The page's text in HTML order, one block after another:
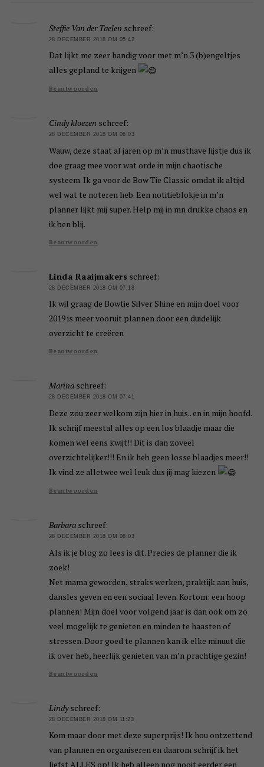
Steffie Van der Taelen schreef:
28 DECEMBER 2018 OM 05:42
Dat lijkt me zeer handig voor met m’n 3 (b)engeltjes
alles gepland te krijgen
Beantwoorden
Cindy kloezen schreef:
28 DECEMBER 2018 OM 06:03
Wauw, deze staat al jaren op m’n musthave lijstje dus ik
doe graag mee voor wat orde in mijn chaotische
systeem. Ik ga voor de Bow Tie Classic omdat ik altijd
wel wat te noteren heb. Een notitieblokje in m’n
planner lijkt mij super. Help mij in mn drukke chaos en
ik ben blij.
Beantwoorden
Linda Raaijmakers schreef:
28 DECEMBER 2018 OM 07:18
Ik wil graag de Bowtie Silver Shine en mijn doel voor
2019 is meer vooruit plannen door een duidelijk
overzicht te creëren
Beantwoorden
Marina schreef:
28 DECEMBER 2018 OM 07:41
Deze zou zeer welkom zijn hier in huis.. en in mijn hoofd.
Ik schrijf meestal alles op een los blaadje maar die
komen wel eens kwijt!! Dit is dan zoveel
overzichtelijker!!! En ik heb geen losse blaadjes meer!!
Ik vind ze alletwee wel leuk dus jij mag kiezen
Beantwoorden
Barbara schreef:
28 DECEMBER 2018 OM 08:03
Als ik je blog zo lees is dit. Precies de planner die ik
zoek!
Net mama geworden, straks werken, praktijk aan huis,
dansles geven en een sociaal leven. Kortom: een hoop
plannen! Mijn doel voor volgend jaar is dan ook om zo
veel mogelijk te genieten en minden te haasten of
stressen. Door goed te plannen kan ik elke minuut die
ik over heb, heerlijk genieten van m’n prachtige gezin!
Beantwoorden
Lindy schreef:
28 DECEMBER 2018 OM 11:23
Kom maar door met deze superprijs! Ik hou ontzettend
van plannen en organiseren en daarom schrijf ik het
liefst ALLES op! Ik heb alleen nog nooit eerder een